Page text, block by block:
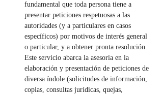
fundamental que toda persona tiene a
presentar peticiones respetuosas a las
autoridades (y a particulares en casos
específicos) por motivos de interés general
o particular, y a obtener pronta resolución.
Este servicio abarca la asesoría en la
elaboración y presentación de peticiones de
diversa índole (solicitudes de información,
copias, consultas jurídicas, quejas,